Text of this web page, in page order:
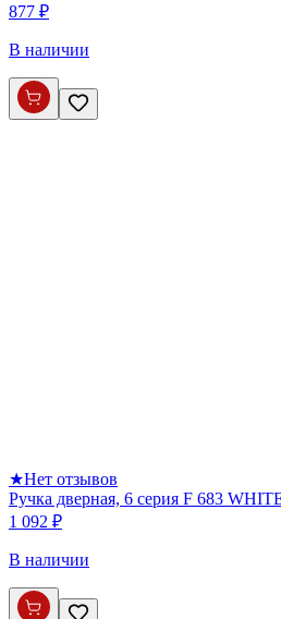
877 ₽
В наличии
★Нет отзывов
Ручка дверная, 6 серия F 683
1 092 ₽
В наличии